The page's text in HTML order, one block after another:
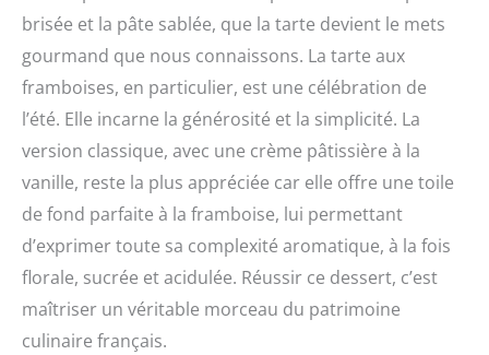
brisée et la pâte sablée, que la tarte devient le mets
gourmand que nous connaissons. La tarte aux
framboises, en particulier, est une célébration de
l’été. Elle incarne la générosité et la simplicité. La
version classique, avec une crème pâtissière à la
vanille, reste la plus appréciée car elle offre une toile
de fond parfaite à la framboise, lui permettant
d’exprimer toute sa complexité aromatique, à la fois
florale, sucrée et acidulée. Réussir ce dessert, c’est
maîtriser un véritable morceau du patrimoine
culinaire français.